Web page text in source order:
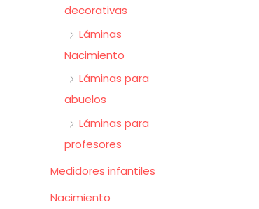
decorativas
Láminas
Nacimiento
Láminas para
abuelos
Láminas para
profesores
Medidores infantiles
Nacimiento